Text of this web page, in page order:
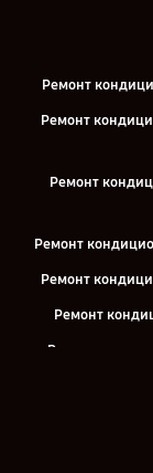
Ремонт
Ремонт
Ремонт
Ремонт
Ремонт
Ремонт
Ремонт
Ремонт
Ремонт